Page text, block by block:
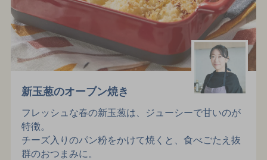
新玉葱のオーブン焼き
フレッシュな春の新玉葱は、ジューシーで甘いのが
特徴。
チーズ入りのパン粉をかけて焼くと、食べごたえ抜
群のおつまみに。